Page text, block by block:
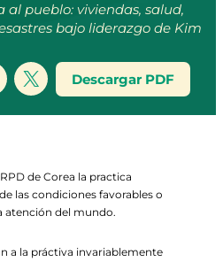
al pueblo: viviendas, salud,
bajo liderazgo de Kim
Descargar PDF
de Corea la practica
las condiciones favorables o
atención del mundo.
a la práctiva invariablemente